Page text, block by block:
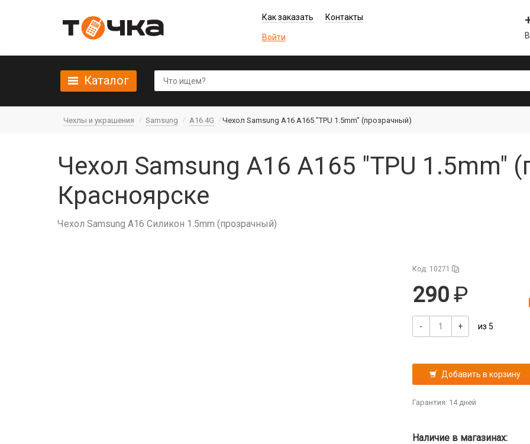
Как заказать Контакты
Войти
Каталог
Чехлы и украшения Samsung A16 4G Чехол Samsung A16 A165 "TPU 1.5mm" (прозрачный)
Чехол Samsung A16 A165 "TPU 1.5mm"
Красноярске
Чехол Samsung A16 Силикон 1.5mm (прозрачный)
Код: 10271
290
- + из 5
Добавить в корзину
Гарантия: 14 дней
Наличие в магазинах: